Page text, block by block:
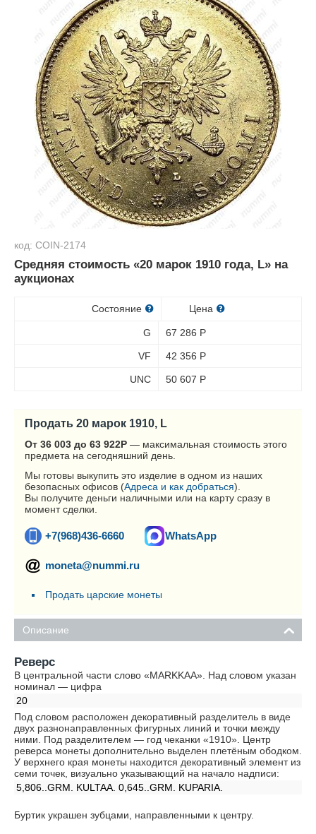
код: COIN-2174
Средняя стоимость «20 марок 1910 года, L» на
аукционах
Состояние Цена
G 67 286 Р
VF 42 356 Р
UNC 50 607 Р
Продать 20 марок 1910, L
От 36 003 до 63 922Р — максимальная стоимость этого
предмета на сегодняшний день.
Мы готовы выкупить это изделие в одном из наших
безопасных офисов (Адреса и как добраться).
Вы получите деньги наличными или на карту сразу в
момент сделки.
+7(968)436-6660 WhatsApp
moneta@nummi.ru
Продать царские монеты
Описание
Реверс
В центральной части слово «MARKKAA». Над словом указан
номинал — цифра
20
Под словом расположен декоративный разделитель в виде
двух разнонаправленных фигурных линий и точки между
ними. Под разделителем — год чеканки «1910». Центр
реверса монеты дополнительно выделен плетёным ободком.
У верхнего края монеты находится декоративный элемент из
семи точек, визуально указывающий на начало надписи:
5,806..GRM. KULTAA. 0,645..GRM. KUPARIA.
Буртик украшен зубцами, направленными к центру.